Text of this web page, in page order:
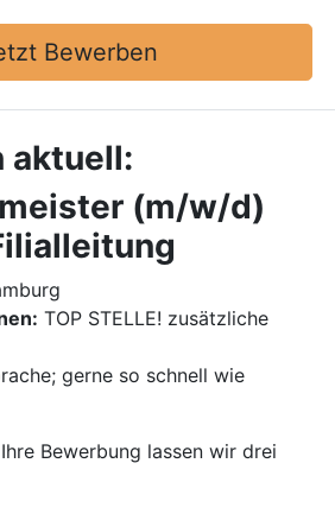
Bewerben
aktuell:
(m/w/d)
TOP STELLE! zusätzliche
gerne so schnell wie
Bewerbung lassen wir drei